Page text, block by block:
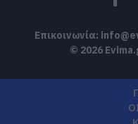
Επικοινωνία:
© 2026